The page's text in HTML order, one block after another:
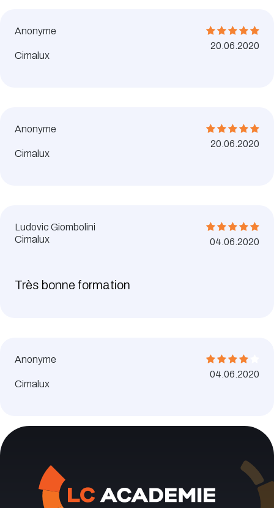
Anonyme
Cimalux
20.06.2020
Anonyme
Cimalux
20.06.2020
Ludovic Giombolini
Cimalux
04.06.2020
Très bonne formation
Anonyme
Cimalux
04.06.2020